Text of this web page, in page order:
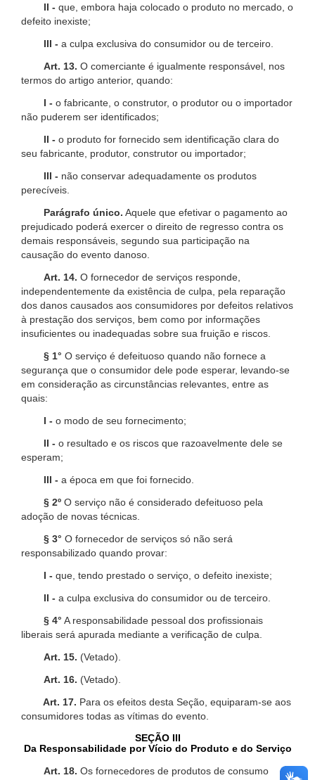
II - que, embora haja colocado o produto no mercado, o
defeito inexiste;
III - a culpa exclusiva do consumidor ou de terceiro.
Art. 13. O comerciante é igualmente responsável, nos
termos do artigo anterior, quando:
I - o fabricante, o construtor, o produtor ou o importador
não puderem ser identificados;
II - o produto for fornecido sem identificação clara do
seu fabricante, produtor, construtor ou importador;
III - não conservar adequadamente os produtos
perecíveis.
Parágrafo único. Aquele que efetivar o pagamento ao
prejudicado poderá exercer o direito de regresso contra os
demais responsáveis, segundo sua participação na
causação do evento danoso.
Art. 14. O fornecedor de serviços responde,
independentemente da existência de culpa, pela reparação
dos danos causados aos consumidores por defeitos relativos
à prestação dos serviços, bem como por informações
insuficientes ou inadequadas sobre sua fruição e riscos.
§ 1° O serviço é defeituoso quando não fornece a
segurança que o consumidor dele pode esperar, levando-se
em consideração as circunstâncias relevantes, entre as
quais:
I - o modo de seu fornecimento;
II - o resultado e os riscos que razoavelmente dele se
esperam;
III - a época em que foi fornecido.
§ 2º O serviço não é considerado defeituoso pela
adoção de novas técnicas.
§ 3° O fornecedor de serviços só não será
responsabilizado quando provar:
I - que, tendo prestado o serviço, o defeito inexiste;
II - a culpa exclusiva do consumidor ou de terceiro.
§ 4° A responsabilidade pessoal dos profissionais
liberais será apurada mediante a verificação de culpa.
Art. 15. (Vetado).
Art. 16. (Vetado).
Art. 17. Para os efeitos desta Seção, equiparam-se aos
consumidores todas as vítimas do evento.
SEÇÃO III
Da Responsabilidade por Vício do Produto e do Serviço
Art. 18. Os fornecedores de produtos de consumo